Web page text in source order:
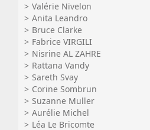
Valérie Nivelon
Anita Leandro
Bruce Clarke
Fabrice VIRGILI
Nisrine AL ZAHRE
Rattana Vandy
Sareth Svay
Corine Sombrun
Suzanne Muller
Aurélie Michel
Léa Le Bricomte